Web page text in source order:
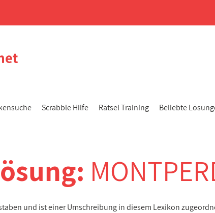
Scrabble Hilfe Rätsel Training Beliebte
und ist einer Umschreibung in diesem Lexikon